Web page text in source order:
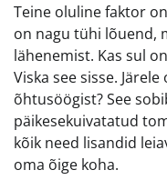
Teine oluline faktor on
on nagu tühi lõuend,
lähenemist. Kas sul
Viska see sisse.
õhtusöögist? See
päikesekuivatatud
kõik need lisandid
oma õige koha.